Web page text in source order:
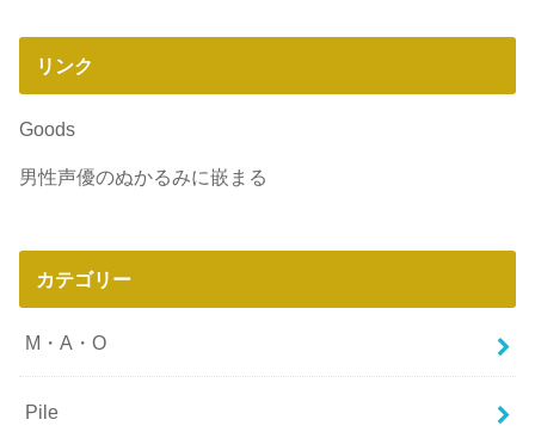
リンク
Goods
男性声優のぬかるみに嵌まる
カテゴリー
M・A・O
Pile